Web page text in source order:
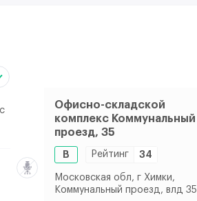
Офисно-складской
комплекс Коммунальный
проезд, 35
B Рейтинг 34
Московская обл, г Химки,
Коммунальный проезд, влд 35